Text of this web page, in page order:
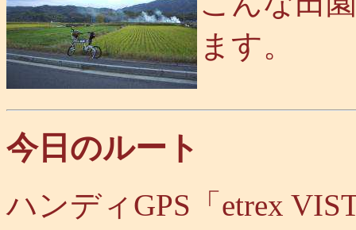
ます。
今日のルート
ハンディGPS「etrex